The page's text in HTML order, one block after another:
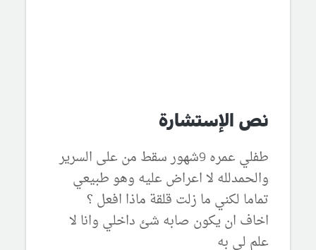
نص الإستشارة
طفلي عمره 9شهور سقط من على السرير
والحمدلله لا اعراض عليه وهو طبيعي
تماما لكني ما زلت قلقة ماذا افعل ؟
اخاف ان يكون صابه شئ داخلي وانا لا
علم لي به